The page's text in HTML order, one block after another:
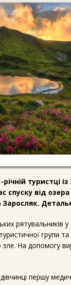
туристці
спуску від
рятувальників у
групи
зле. На допомогу
першу